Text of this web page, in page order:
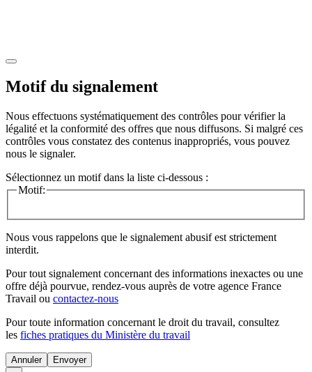
Motif du signalement
Nous effectuons systématiquement des contrôles pour vérifier la
légalité et la conformité des offres que nous diffusons. Si malgré ces
contrôles vous constatez des contenus inappropriés, vous pouvez
nous le signaler.
Sélectionnez un motif dans la liste ci-dessous :
Motif:
Nous vous rappelons que le signalement abusif est strictement
interdit.
Pour tout signalement concernant des informations inexactes ou une
offre déjà pourvue, rendez-vous auprès de votre agence France
Travail ou contactez-nous
Pour toute information concernant le droit du travail, consultez
les fiches pratiques du Ministère du travail
Annuler